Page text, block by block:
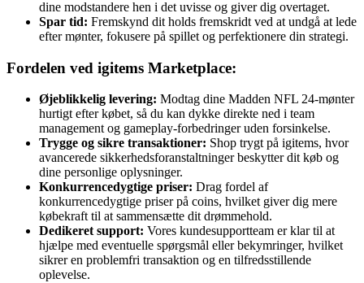
dine modstandere hen i det uvisse og giver dig overtaget.
Spar tid: Fremskynd dit holds fremskridt ved at undgå at lede
efter mønter, fokusere på spillet og perfektionere din strategi.
Fordelen ved igitems Marketplace:
Øjeblikkelig levering: Modtag dine Madden NFL 24-mønter
hurtigt efter købet, så du kan dykke direkte ned i team
management og gameplay-forbedringer uden forsinkelse.
Trygge og sikre transaktioner: Shop trygt på igitems, hvor
avancerede sikkerhedsforanstaltninger beskytter dit køb og
dine personlige oplysninger.
Konkurrencedygtige priser: Drag fordel af
konkurrencedygtige priser på coins, hvilket giver dig mere
købekraft til at sammensætte dit drømmehold.
Dedikeret support: Vores kundesupportteam er klar til at
hjælpe med eventuelle spørgsmål eller bekymringer, hvilket
sikrer en problemfri transaktion og en tilfredsstillende
oplevelse.